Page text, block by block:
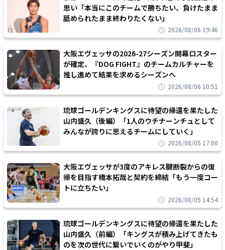
思い「本当にこのチームで勝ちたい、負けたまま
舐められたまま終わりたくない」
2026/08/06 19:46
大阪エヴェッサの2026-27シーズン開幕ロスター
が確定、『DOG FIGHT』のチームカルチャーを
推し進めて結果を求めるシーズンへ
2026/08/06 10:51
琉球ゴールデンキングスに待望の帰還を果たした
山内盛久（後編）「1人のウチナーンチュとして
みんなが誇りに思えるチームにしていく」
2026/08/05 17:00
大阪エヴェッサが3度のアキレス腱断裂からの復
帰を目指す橋本拓哉と契約を締結「もう一度コー
トに立ちたい」
2026/08/05 14:54
琉球ゴールデンキングスに待望の帰還を果たした
山内盛久（前編）「キングスが積み上げてきたも
のを次の世代に繋いでいくのがやり甲斐」